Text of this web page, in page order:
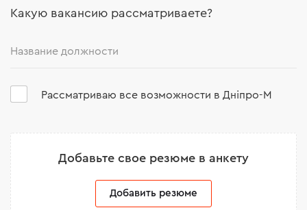
Какую вакансию рассматриваете?
Рассматриваю все возможности в Дніпро-М
Добавьте свое резюме в анкету
Добавить резюме